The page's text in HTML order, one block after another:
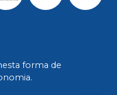
forma de